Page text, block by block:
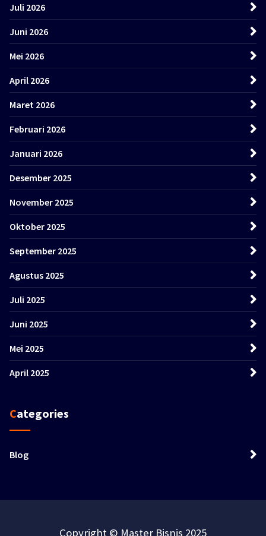
Juli 2026
Juni 2026
Mei 2026
April 2026
Maret 2026
Februari 2026
Januari 2026
Desember 2025
November 2025
Oktober 2025
September 2025
Agustus 2025
Juli 2025
Juni 2025
Mei 2025
April 2025
Categories
Blog
Copyright © Master Bisnis 2025